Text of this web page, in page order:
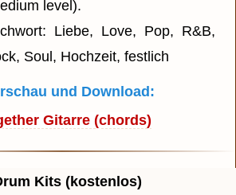
level).
Liebe, Love, Pop, R&B,
Soul, Hochzeit, festlich
und Download:
Gitarre (chords)
Kits (kostenlos)